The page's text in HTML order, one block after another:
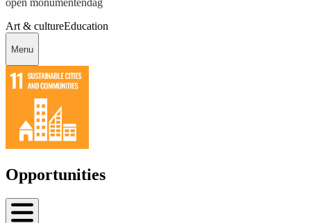
open monumentendag
Art & cultureEducation
Menu
Opportunities